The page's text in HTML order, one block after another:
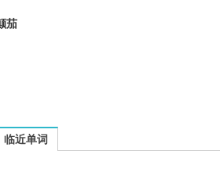
茄
belladonna的相关资料：
临近单词